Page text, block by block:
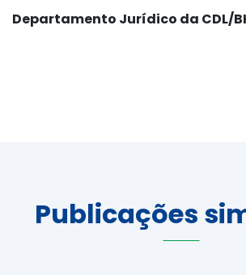
Departamento Jurídico da CDL/
Publicações